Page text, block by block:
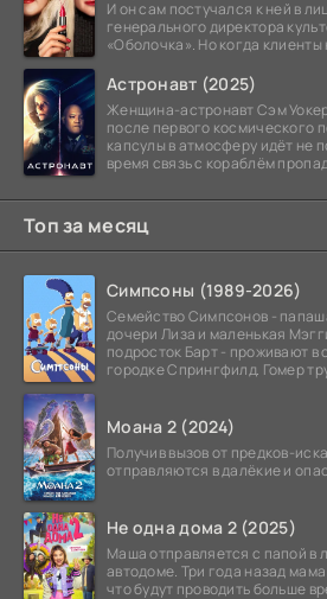
И он сам постучался к ней в
генерального директора
«Оболочка». Но когда
Астронавт (2025)
Женщина-астронавт Сэм
после первого космического
капсулы в атмосферу идёт не
время связь с кораблём
Топ за месяц
Симпсоны (1989-2026)
Семейство Симпсонов -
дочери Лиза и маленькая
подросток Барт - проживают в
городке Спрингфилд. Гомер
Моана 2 (2024)
Получив вызов от предков-
отправляются в далёкие и
Не одна дома 2 (2025)
Маша отправляется с папой в
автодоме. Три года назад
что будут проводить больше